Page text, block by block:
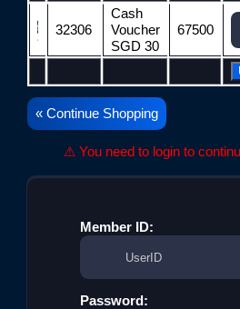
32306
Cash
Voucher
SGD 30
67500
« Continue Shopping
⚠ You need to login to
Member ID:
Password: